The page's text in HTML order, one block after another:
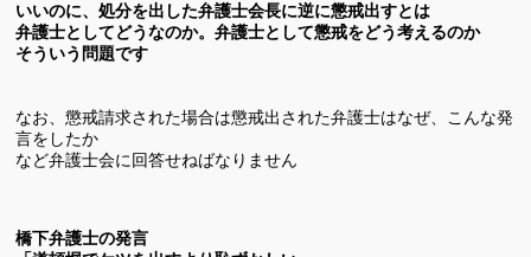
いいのに、処分を出した弁護士会長に逆に懲戒出すとは
弁護士としてどうなのか。弁護士として懲戒をどう考えるのか
そういう問題です
なお、懲戒請求された場合は懲戒出された弁護士はなぜ、こんな発
言をしたか
など弁護士会に回答せねばなりません
橋下弁護士の発言